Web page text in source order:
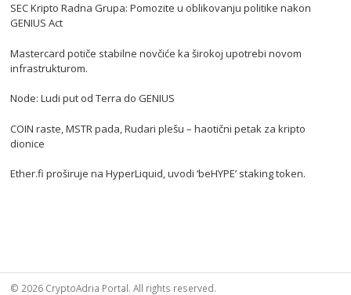
SEC Kripto Radna Grupa: Pomozite u oblikovanju politike nakon
GENIUS Act
Mastercard potiče stabilne novčiće ka širokoj upotrebi novom
infrastrukturom.
Node: Ludi put od Terra do GENIUS
COIN raste, MSTR pada, Rudari plešu – haotični petak za kripto
dionice
Ether.fi proširuje na HyperLiquid, uvodi ‘beHYPE’ staking token.
© 2026 CryptoAdria Portal. All rights reserved.